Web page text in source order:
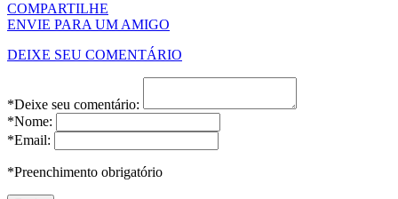
COMPARTILHE
ENVIE PARA UM AMIGO
DEIXE SEU COMENTÁRIO
*Deixe seu comentário:
*Nome:
*Email:
*Preenchimento obrigatório